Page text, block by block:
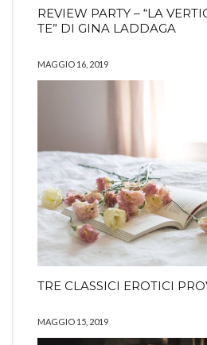
REVIEW PARTY – “LA
TE” DI GINA LADDAGA
MAGGIO 16, 2019
TRE CLASSICI EROTICI
MAGGIO 15, 2019